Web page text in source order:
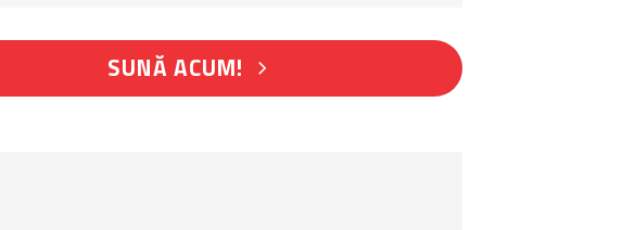
SUNĂ ACUM!